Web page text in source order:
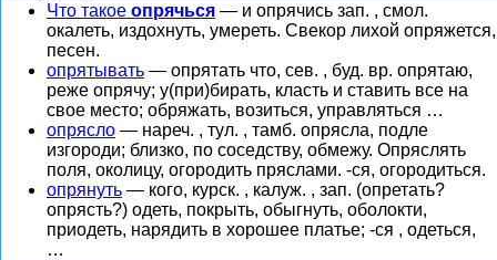
Что такое опрячься — и опрячись зап. , смол.
окалеть, издохнуть, умереть. Свекор лихой опряжется,
песен.
опрятывать — опрятать что, сев. , буд. вр. опрятаю,
реже опрячу; у(при)бирать, класть и ставить все на
свое место; обряжать, возиться, управляться …
опрясло — нареч. , тул. , тамб. опрясла, подле
изгороди; близко, по соседству, обмежу. Опряслять
поля, околицу, огородить пряслами. -ся, огородиться.
опрянуть — кого, курск. , калуж. , зап. (опретать?
опрясть?) одеть, покрыть, обыгнуть, оболокти,
приодеть, нарядить в хорошее платье; -ся , одеться,
…